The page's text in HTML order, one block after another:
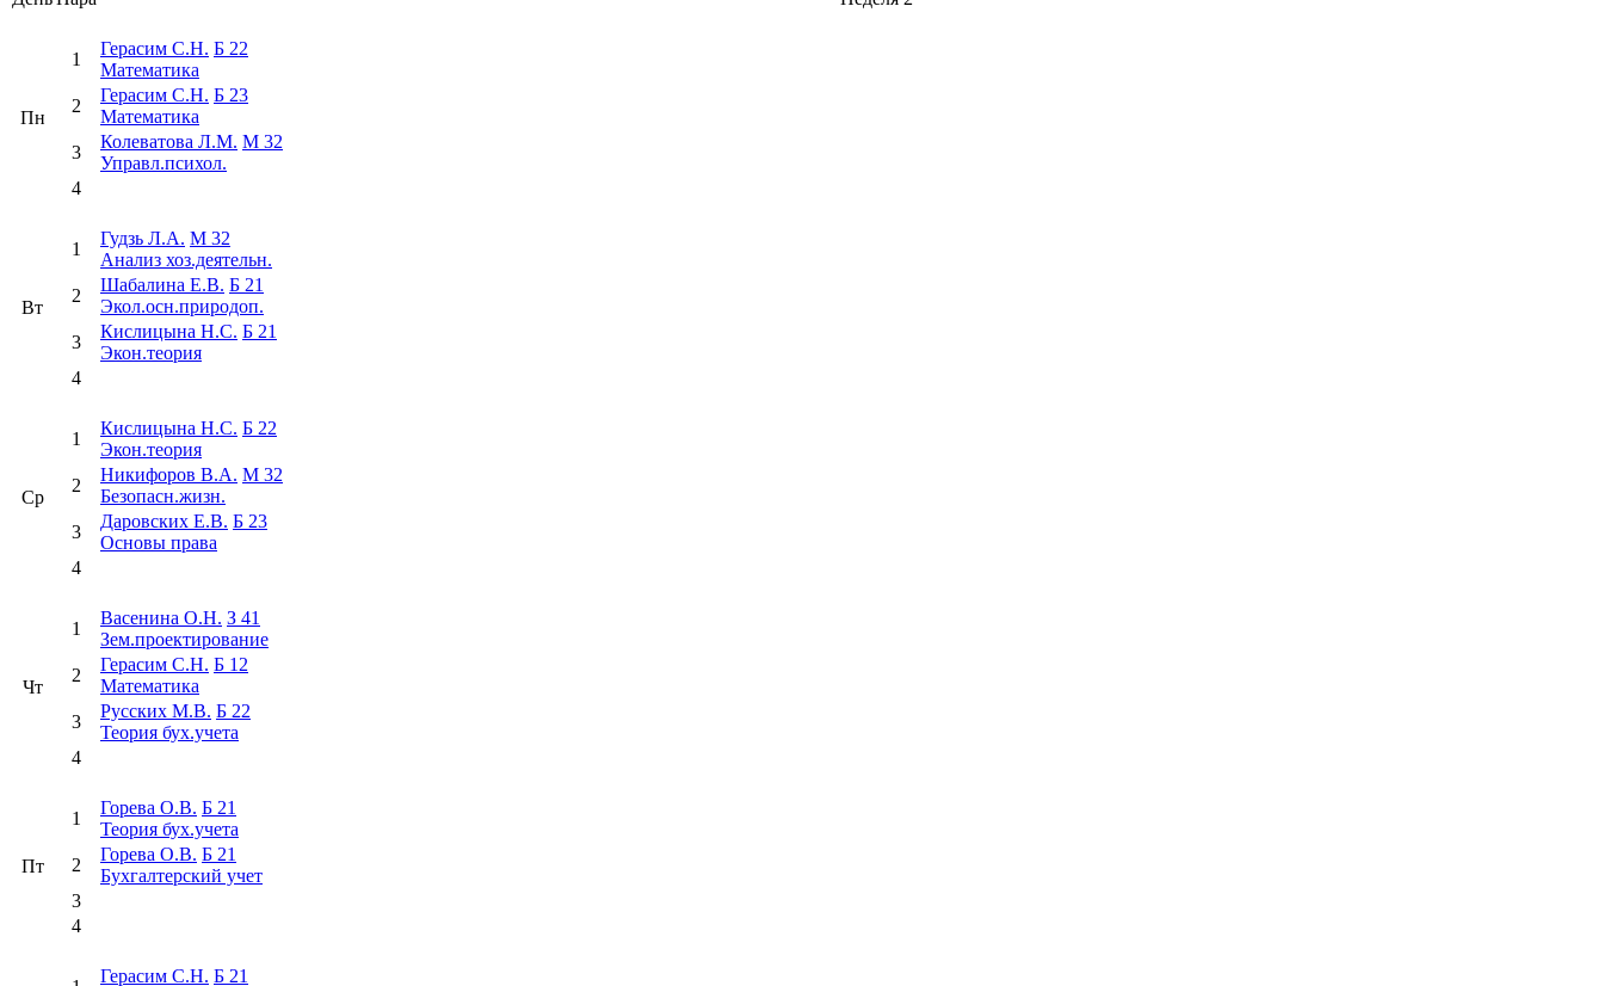
Пн
1
Герасим С.Н. Б 22
Математика
2
Герасим С.Н. Б 23
Математика
3
Колеватова Л.М. М 32
Управл.психол.
4
Вт
1
Гудзь Л.А. М 32
Анализ хоз.деятельн.
2
Шабалина Е.В. Б 21
Экол.осн.природоп.
3
Кислицына Н.С. Б 21
Экон.теория
4
Ср
1
Кислицына Н.С. Б 22
Экон.теория
2
Никифоров В.А. М 32
Безопасн.жизн.
3
Даровских Е.В. Б 23
Основы права
4
Чт
1
Васенина О.Н. З 41
Зем.проектирование
2
Герасим С.Н. Б 12
Математика
3
Русских М.В. Б 22
Теория бух.учета
4
Пт
1
Горева О.В. Б 21
Теория бух.учета
2
Горева О.В. Б 21
Бухгалтерский учет
3
4
Герасим С.Н. Б 21